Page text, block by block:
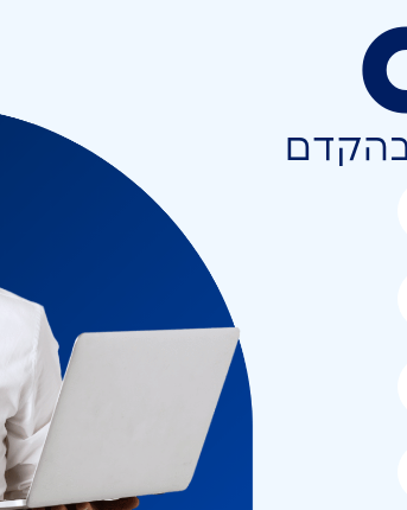
בהקדם